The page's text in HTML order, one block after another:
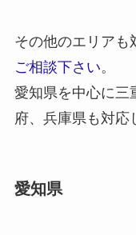
その他のエリアも
ご相談下さい。
愛知県を中心に三
府、兵庫県も対応
愛知県